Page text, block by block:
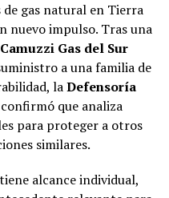
gas natural en Tierra
nuevo impulso. Tras una
Camuzzi Gas del Sur
a una familia de
laDefensoría
que analiza
para proteger a otros
similares.
alcance individual,